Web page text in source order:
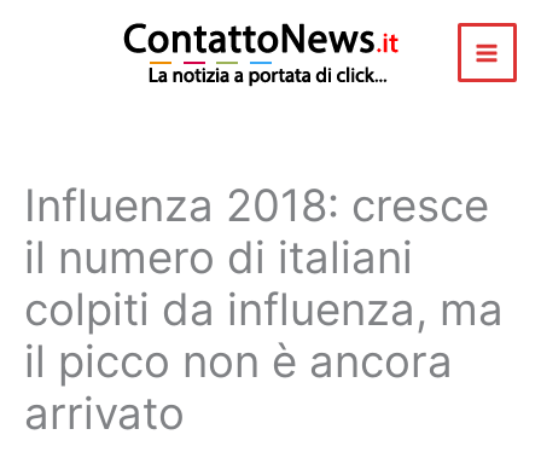
Influenza 2018: cresce
il numero di italiani
colpiti da influenza, ma
il picco non è ancora
arrivato